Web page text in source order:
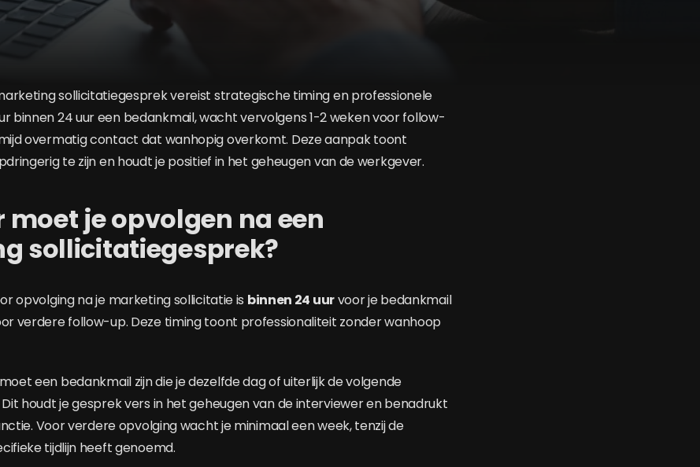
sollicitatiegesprek vereist strategische timing en professionele
binnen 24 uur een bedankmail, wacht vervolgens 1-2 weken voor follow-
overmatig contact dat wanhopig overkomt. Deze aanpak toont
te zijn en houdt je positief in het geheugen van de werkgever.
moet je opvolgen na een
sollicitatiegesprek?
opvolging na je marketing sollicitatie is binnen 24 uurvoor je bedankmail
verdere follow-up. Deze timing toont professionaliteit zonder wanhoop
een bedankmail zijn die je dezelfde dag of uiterlijk de volgende
houdt je gesprek vers in het geheugen van de interviewer en benadrukt
Voor verdere opvolging wacht je minimaal een week, tenzij de
tijdlijn heeft genoemd.